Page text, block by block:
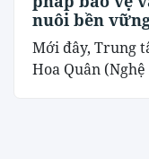
nuôi bền
Mới đây, Trung
Hoa Quân